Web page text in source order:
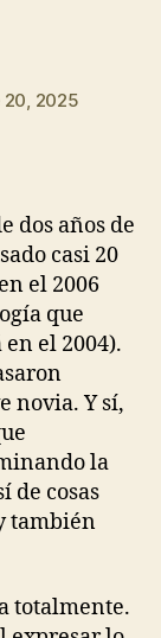
2025
dos años de
casi 20
el 2006
que
el 2004).
novia. Y sí,
la
de cosas
también
totalmente.